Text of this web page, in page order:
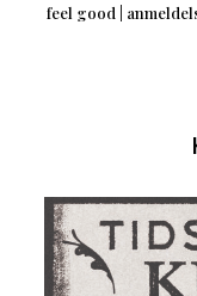
feel good |